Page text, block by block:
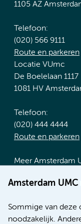
Amsterdam
Sommige van
noodzakelijk.
1105 AZ
Telefoon:
(020) 566 9111
Route en parkeren
Locatie VUmc
De Boelelaan 1117
1081 HV
Telefoon:
(020) 444 4444
Route en parkeren
Meer Amsterdam
Werken bij
Nieuws
Research